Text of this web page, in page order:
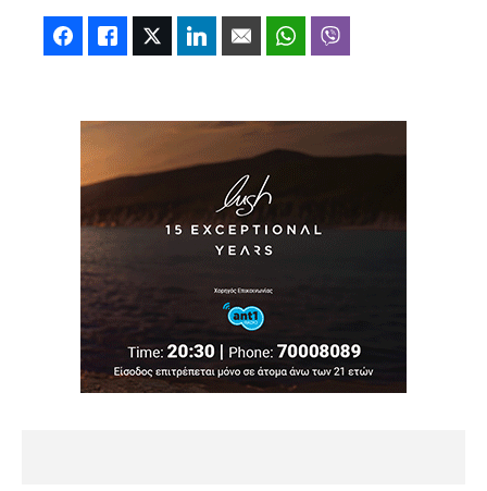
FacebookLike Twitter LinkedIn Email WhatsApp